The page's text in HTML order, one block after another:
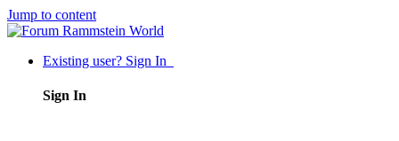
Jump to content
Existing user? Sign In
Sign In